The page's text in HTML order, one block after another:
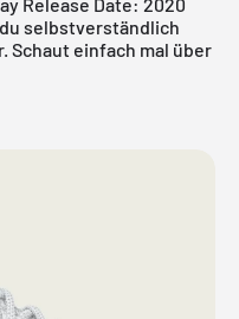
selbstverständlich
Schaut einfach mal über